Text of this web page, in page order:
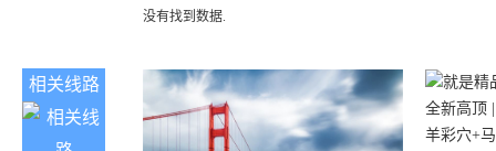
没有找到数据.
相关线路